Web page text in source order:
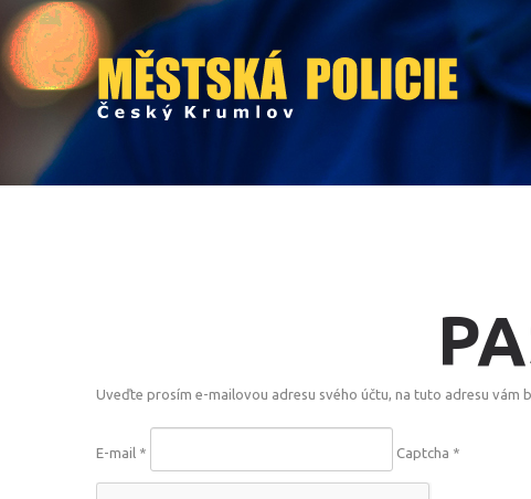
Uveďte prosím e-mailovou adresu svého účtu, na tuto adresu
E-mail * Captcha *